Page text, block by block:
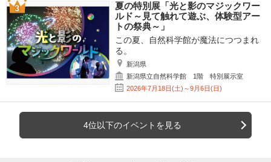
夏の特別展「光と影のマジックワー
ルド～見て触れて遊ぶ、体験型アー
トの祭典～」
この夏、自然科学館が魔法につつまれ
る。
新潟県
新潟県立自然科学館 1階 特別展示室
2026年7月18日(土)～9月6日(日)
4位以下のイベントを見る